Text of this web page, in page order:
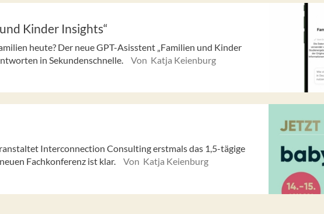
Kinder Insights“
heute? Der neue GPT-Asisstent „Familien und Kinder
in Sekundenschnelle.
Von Katja Keienburg
Interconnection Consulting erstmals das 1,5-tägige
Fachkonferenz ist klar.
Von Katja Keienburg